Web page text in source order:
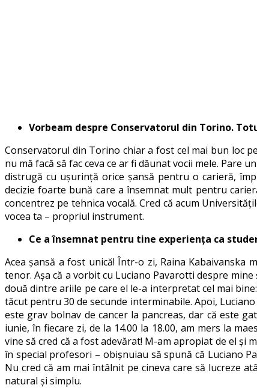
Vorbeam despre Conservatorul din Torino.
Conservatorul din Torino chiar a fost cel mai bun loc
nu mă facă să fac ceva ce ar fi dăunat vocii mele. Pare
distrugă cu ușurință orice șansă pentru o carieră,
decizie foarte bună care a însemnat mult pentru
concentrez pe tehnica vocală. Cred că acum
vocea ta – propriul instrument.
Ce a însemnat pentru tine experiența ca
Acea șansă a fost unică! Într-o zi, Raina
tenor. Așa că a vorbit cu Luciano Pavarotti despre
două dintre ariile pe care el le-a interpretat cel mai bine:
tăcut pentru 30 de secunde interminabile. Apoi,
este grav bolnav de cancer la pancreas, dar că este
iunie, în fiecare zi, de la 14.00 la 18.00, am mers la
vine să cred că a fost adevărat! M-am apropiat de el și
în special profesori – obișnuiau să spună că Luciano
Nu cred că am mai întâlnit pe cineva care să lucreze
natural și simplu.